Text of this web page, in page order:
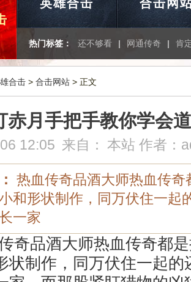
英雄合击 合击网
热门标签： 还不够看 | 网通传奇 | 肯
合击 > 合击网站 > 正文
赤月手把手教你学会
12:05 来自： 本站 作者：
热血传奇品酒大师热血传奇
和形状制作，同万伏住一起
一家
奇品酒大师热血传奇都
状制作，同万伏住一起的